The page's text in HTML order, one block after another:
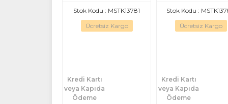
Stok Kodu : MSTK13781
Ücretsiz Kargo
Kredi Kartı
veya Kapıda
Ödeme
Stok Kodu :
Ücretsiz Kargo
Kredi Kartı
veya Kapıda
Ödeme